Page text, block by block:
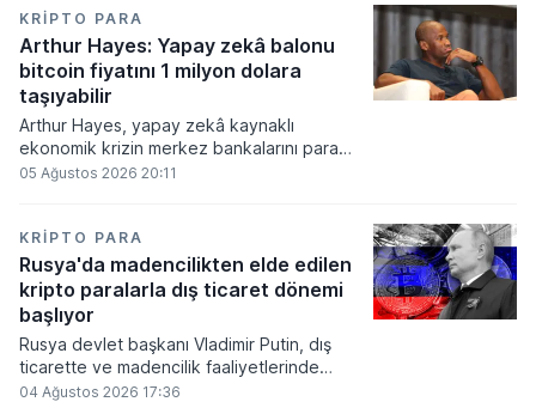
açıklanacak enflasyon rakamlarına ve
küresel gelişmelere çevrildi.
KRIPTO PARA
Arthur Hayes: Yapay zekâ balonu
bitcoin fiyatını 1 milyon dolara
taşıyabilir
Arthur Hayes, yapay zekâ kaynaklı
ekonomik krizin merkez bankalarını para
basmaya zorlayacağını ve bu durumun
kayıplarının tetikleyeceği kredi krizinin
küresel likidite artışına yol açacağını belirtti
ve bitcoinin bu süreçte en hızlı tepki veren
varlık olacağı vurguladı.
05 Ağustos 2026 20:11
KRIPTO PARA
Rusya'da madencilikten elde edilen
kripto paralarla dış ticaret dönemi
başlıyor
Rusya devlet başkanı Vladimir Putin, dış
ticarette ve madencilik faaliyetlerinde
kripto varlıkların kullanımına onay veren
04 Ağustos 2026 17:36